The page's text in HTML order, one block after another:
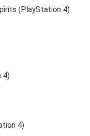
(PlayStation 4)
4)
4)